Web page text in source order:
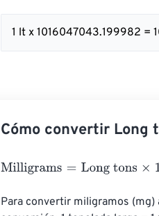
1 lt x 1016047043.199982 =
Cómo convertir Long
Milligrams=Long tons×
Para convertir miligramos